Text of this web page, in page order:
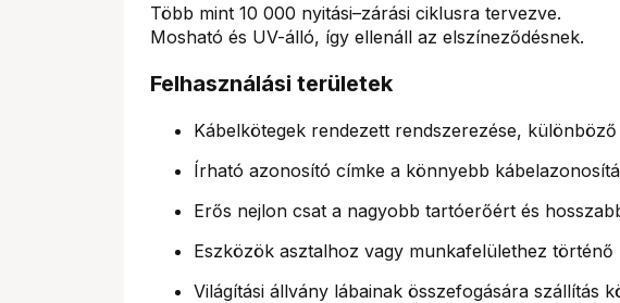
Több mint 10 000 nyitási–zárási ciklusra tervezve.
Mosható és UV-álló, így ellenáll az elszíneződésnek.
Felhasználási területek
Kábelkötegek rendezett rendszerezése,
Írható azonosító címke a könnyebb
Erős nejlon csat a nagyobb tartóerőért és
Eszközök asztalhoz vagy munkafelülethez történő
Világítási állvány lábainak összefogására szállítás